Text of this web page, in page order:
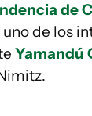
de
de los
Yamandú